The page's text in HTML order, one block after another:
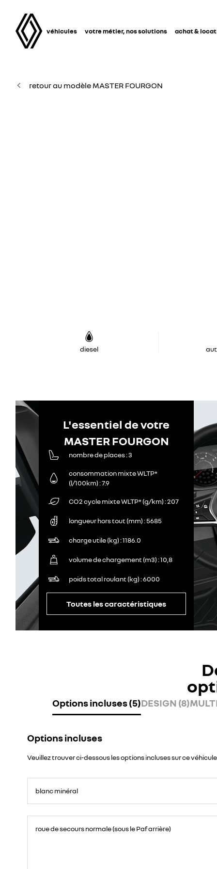
véhicules votre métier, nos solutions achat &
retour au modèle MASTER FOURGON
diesel
L'essentiel de votre
MASTER FOURGON
nombre de places 3
consommation mixte WLTP*
(l/100km) 7.9
CO2 cycle mixte WLTP* (g/km) 207
longueur hors tout (mm) 5685
charge utile (kg) 1186.0
volume de chargement (m3) 10,8
poids total roulant (kg) 6000
Toutes les caractéristiques
Options incluses (5)DESIGN (8)
Options incluses
Veuillez trouver ci-dessous les options incluses sur ce véhicule
blanc minéral
roue de secours normale (sous le Paf arrière)